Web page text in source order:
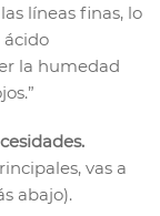
líneas finas, lo
la humedad
vas a
abajo).